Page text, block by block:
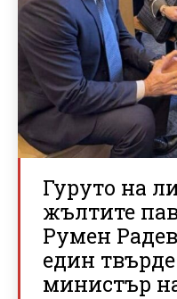
Гуруто на
жълтите
Румен
един
министър